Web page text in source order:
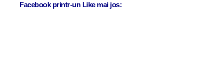
Facebook printr-un Like mai jos: